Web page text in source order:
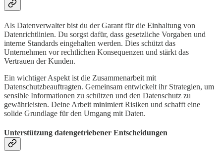
Als Datenverwalter bist du der Garant für die Einhaltung von
Datenrichtlinien. Du sorgst dafür, dass gesetzliche Vorgaben und
interne Standards eingehalten werden. Dies schützt das
Unternehmen vor rechtlichen Konsequenzen und stärkt das
Vertrauen der Kunden.
Ein wichtiger Aspekt ist die Zusammenarbeit mit
Datenschutzbeauftragten. Gemeinsam entwickelt ihr Strategien, um
sensible Informationen zu schützen und den Datenschutz zu
gewährleisten. Deine Arbeit minimiert Risiken und schafft eine
solide Grundlage für den Umgang mit Daten.
Unterstützung datengetriebener Entscheidungen